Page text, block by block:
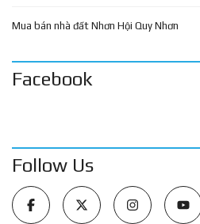
Mua bán nhà đất Nhơn Hội Quy Nhơn
Facebook
Follow Us